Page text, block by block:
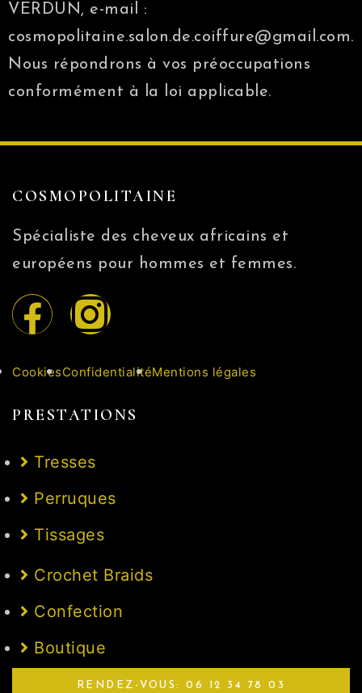
VERDUN, e-mail :
cosmopolitaine.salon.de.coiffure@gmail.com.
Nous répondrons à vos préoccupations
conformément à la loi applicable.
COSMOPOLITAINE
Spécialiste des cheveux africains et
européens pour hommes et femmes.
CookiesConfidentialitéMentions légales
PRESTATIONS
Tresses
Perruques
Tissages
Crochet Braids
Confection
Boutique
RENDEZ-VOUS: 06 12 34 78 03